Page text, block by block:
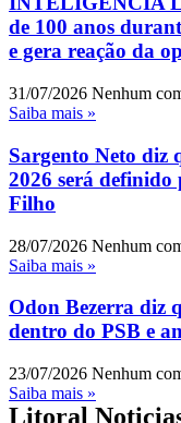
de 100 anos
e gera reação da
31/07/2026 Nenhum
Saiba mais »
Sargento Neto diz
2026 será
Filho
28/07/2026 Nenhum
Saiba mais »
Odon Bezerra diz
dentro do PSB e
23/07/2026 Nenhum
Saiba mais »
Litoral